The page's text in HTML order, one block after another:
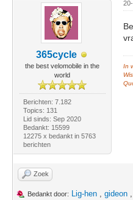
365cycle
the best velomobile in the
world
Berichten: 7.182
Topics: 131
Lid sinds: Sep 2020
Bedankt: 15599
12275 x bedankt in 5763
berichten
In
Zoek
Bedankt door: Lig-hen ,gideon